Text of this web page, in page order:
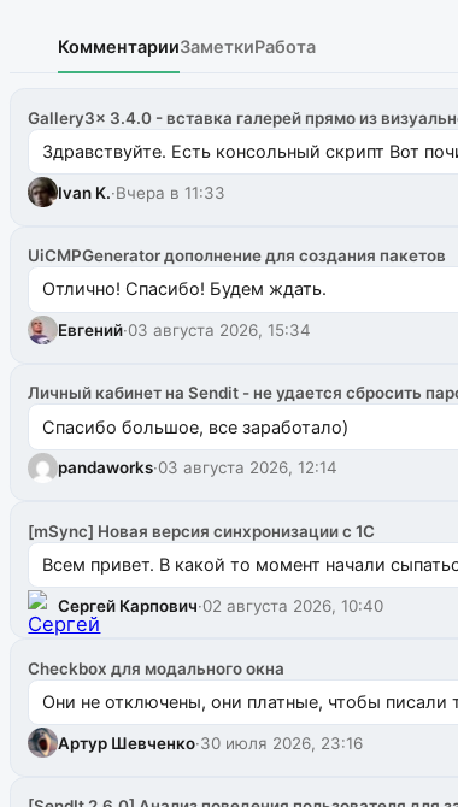
КомментарииЗаметкиРабота
Gallery3x 3.4.0 - вставка галерей прямо из
Здравствуйте. Есть консольный скрипт Вот
Ivan K.·Вчера в 11:33
UiCMPGenerator дополнение для создания пакетов
Отлично! Спасибо! Будем ждать.
Евгений·03 августа 2026, 15:34
Личный кабинет на Sendit - не удается сбросить
Спасибо большое, все заработало)
pandaworks·03 августа 2026, 12:14
[mSync] Новая версия синхронизации с 1С
Всем привет. В какой то момент начали
Сергей Карпович·02 августа 2026, 10:40
Checkbox для модального окна
Они не отключены, они платные, чтобы писали
Артур Шевченко·30 июля 2026, 23:16